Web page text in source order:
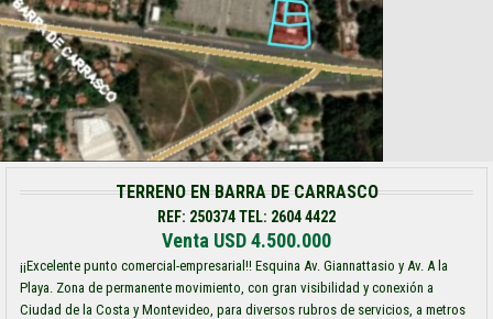
TERRENO EN BARRA DE CARRASCO
REF: 250374 TEL: 2604 4422
Venta USD 4.500.000
¡¡Excelente punto comercial-empresarial!! Esquina Av. Giannattasio y Av. A la
Playa. Zona de permanente movimiento, con gran visibilidad y conexión a
Ciudad de la Costa y Montevideo, para diversos rubros de servicios, a metros